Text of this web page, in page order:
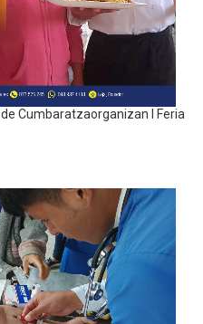
Cumbaratzaorganizan I Feria